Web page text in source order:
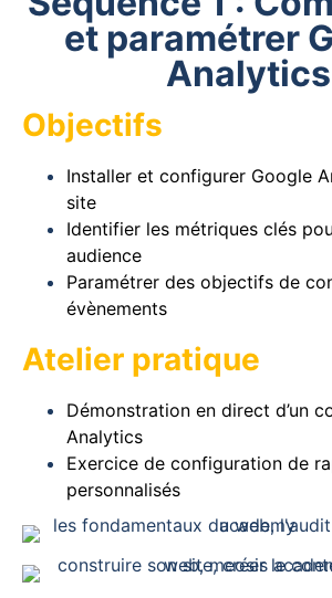
et paramétrer
Analytics
Objectifs
Installer et configurer Google
site
Identifier les métriques clés
audience
Paramétrer des objectifs de
évènements
Atelier pratique
Démonstration en direct d’un
Analytics
Exercice de configuration de
personnalisés